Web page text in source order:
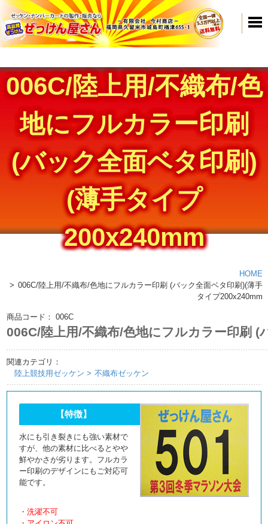
006C/陸上用/不織布/色
地にフルカラー印刷
(バック全面ベタ印刷)
(薄手タイプ
200x240mm
HOME
006C/陸上用/不織布/色地にフルカラー印刷 (バック全面ベタ印刷)(薄手
タイプ200x240mm
商品コード： 006C
006C/陸上用/不織布/色地にフルカラー印刷
関連カテゴリ：
陸上競技用ゼッケン
不織布ゼッケン
【特徴】
水にも引き裂きにも強い素材で
すが、他の素材に比べるとやや
鮮やかさが劣ります。フルカラ
ー印刷のデザインにもご対応可
能です。
・洗濯不可